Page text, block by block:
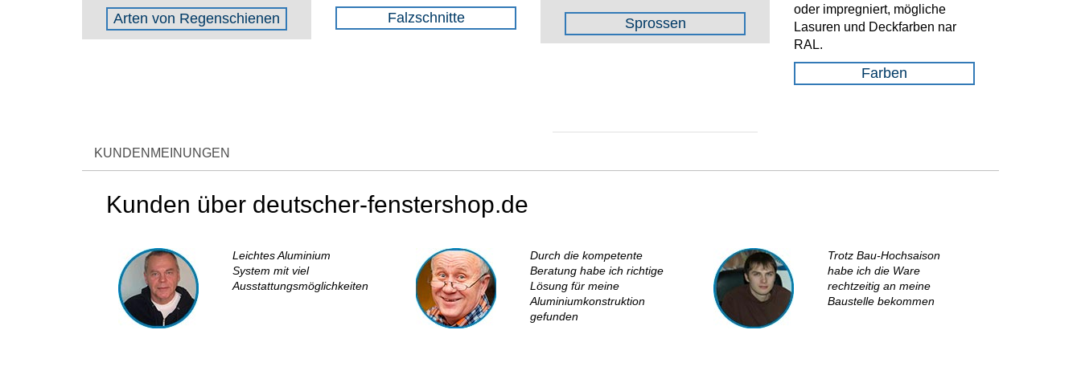
Arten von Regenschienen Falzschnitte Sprossen
oder impregniert, mögliche
Lasuren und Deckfarben nar
RAL.
Farben
KUNDENMEINUNGEN
Kunden über deutscher-fenstershop.de
Leichtes Aluminium
System mit viel
Ausstattungsmöglichkeiten
Durch die kompetente
Beratung habe ich richtige
Lösung für meine
Aluminiumkonstruktion
gefunden
Trotz Bau-Hochsaison
habe ich die Ware
rechtzeitig an meine
Baustelle bekommen